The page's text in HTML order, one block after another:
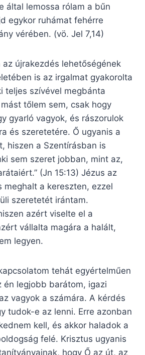
által lemossa rólam a bűn
egykor ruhámat fehérre
vérében. (vö. Jel 7,14)
az újrakezdés lehetőségének
is az irgalmat gyakorolta
teljes szívével megbánta
tőlem sem, csak hogy
gyarló vagyok, és rászorulok
és szeretetére. Ő ugyanis a
hiszen a Szentírásban is
sem szeret jobban, mint az,
(Jn 15:13) Jézus az
meghalt a kereszten, ezzel
szeretetét irántam.
azért viselte el a
vállalta magára a halált,
legyen.
tehát egyértelműen
én legjobb barátom, igazi
vagyok a számára. A kérdés
tudok-e az lenni. Erre azonban
kell, és akkor haladok a
felé. Krisztus ugyanis
hogy Ő az út, az